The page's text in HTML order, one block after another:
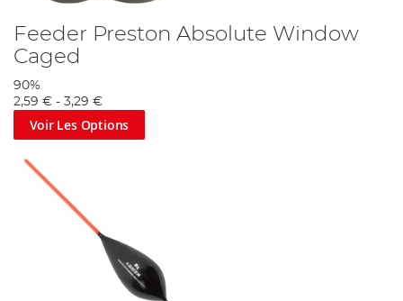
Feeder Preston Absolute Window
Caged
90%
2,59 € - 3,29 €
Voir Les Options